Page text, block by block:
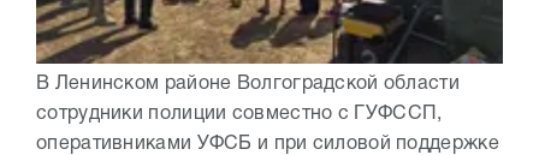
В Ленинском районе Волгоградской области
сотрудники полиции совместно с ГУФССП,
оперативниками УФСБ и при силовой поддержке